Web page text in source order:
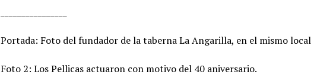
Portada: Foto del fundador de la taberna La Angarilla, en el mismo local
Foto 2: Los Pellicas actuaron con motivo del 40 aniversario.